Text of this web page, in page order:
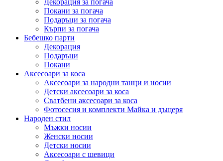
Декорация за погача
Покани за погача
Подаръци за погача
Кърпи за погача
Бебешко парти
Декорация
Подаръци
Покани
Аксесоари за коса
Аксесоари за народни танци и носии
Детски аксесоари за коса
Сватбени аксесоари за коса
Фотосесия и комплекти Майка и дъщеря
Народен стил
Мъжки носии
Женски носии
Детски носии
Аксесоари с шевици